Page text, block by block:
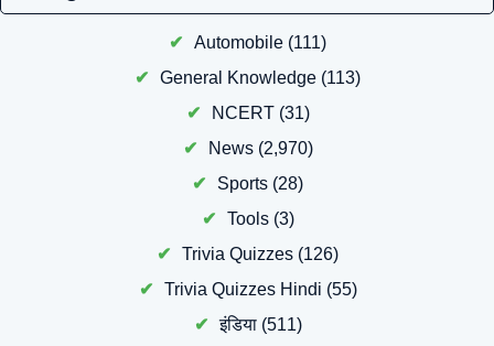
Automobile (111)
General Knowledge (113)
NCERT(31)
News(2,970)
Sports (28)
Tools(3)
Trivia Quizzes (126)
Trivia Quizzes Hindi (55)
इंडिया(511)